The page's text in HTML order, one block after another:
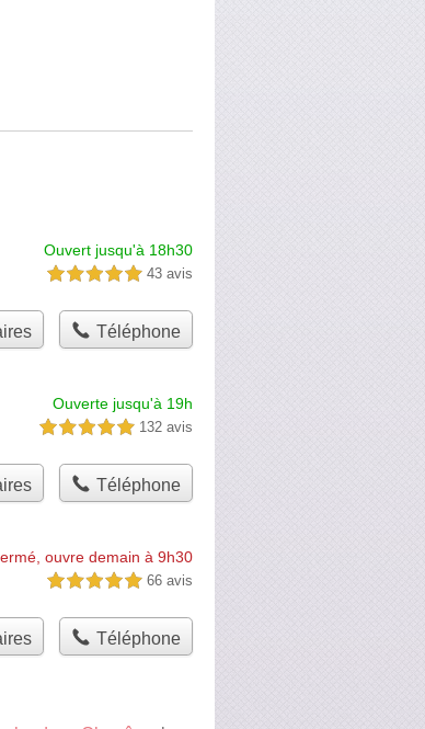
Ouvert jusqu'à 18h30
5,0 étoiles sur 5 43 avis
Téléphone
Ouverte jusqu'à 19h
5,0 étoiles sur 5 132 avis
Téléphone
ouvre demain à 9h30
5,0 étoiles sur 5 66 avis
Téléphone